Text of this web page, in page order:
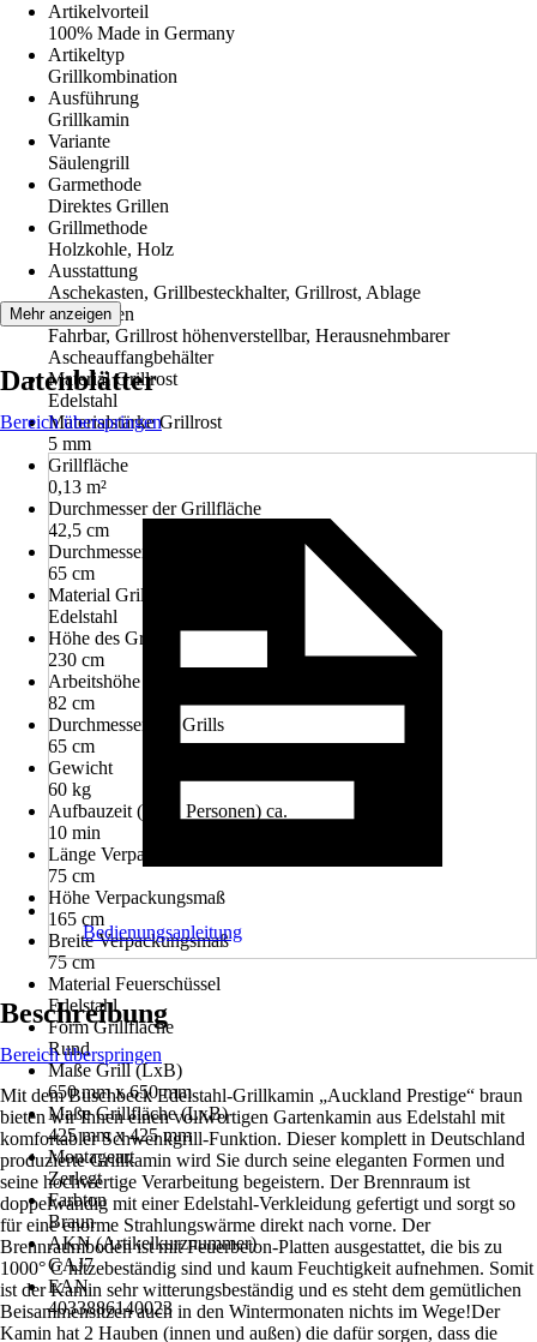
Artikelvorteil
100% Made in Germany
Artikeltyp
Grillkombination
Ausführung
Grillkamin
Variante
Säulengrill
Garmethode
Direktes Grillen
Grillmethode
Holzkohle, Holz
Ausstattung
Aschekasten, Grillbesteckhalter, Grillrost, Ablage
Funktionen
Fahrbar, Grillrost höhenverstellbar, Herausnehmbarer
Ascheauffangbehälter
Material Grillrost
Edelstahl
Materialstärke Grillrost
5 mm
Grillfläche
0,13 m²
Durchmesser der Grillfläche
42,5 cm
Durchmesser des Warmhalterost
65 cm
Material Grill
Edelstahl
Höhe des Grills
230 cm
Arbeitshöhe
82 cm
Durchmesser des Grills
65 cm
Gewicht
60 kg
Aufbauzeit (mit 2 Personen) ca.
10 min
Länge Verpackungsmaß
75 cm
Höhe Verpackungsmaß
165 cm
Breite Verpackungsmaß
75 cm
Material Feuerschüssel
Edelstahl
Form Grillfläche
Rund
Maße Grill (LxB)
650 mm x 650 mm
Maße Grillfläche (LxB)
425 mm x 425 mm
Montageart
Zerlegt
Farbton
Braun
AKN (Artikelkurznummer)
GAJ7
EAN
4033886140023
Mehr anzeigen
Datenblätter
Bereich überspringen
Bedienungsanleitung
Beschreibung
Bereich überspringen
Mit dem Buschbeck Edelstahl-Grillkamin „Auckland Prestige“ braun
bieten wir Ihnen einen vollwertigen Gartenkamin aus Edelstahl mit
komfortabler Schwenkgrill-Funktion. Dieser komplett in Deutschland
produzierte Grillkamin wird Sie durch seine eleganten Formen und
seine hochwertige Verarbeitung begeistern. Der Brennraum ist
doppelwandig mit einer Edelstahl-Verkleidung gefertigt und sorgt so
für eine enorme Strahlungswärme direkt nach vorne. Der
Brennraumboden ist mit Feuerbeton-Platten ausgestattet, die bis zu
1000° C hitzebeständig sind und kaum Feuchtigkeit aufnehmen. Somit
ist der Kamin sehr witterungsbeständig und es steht dem gemütlichen
Beisammensitzen auch in den Wintermonaten nichts im Wege!Der
Kamin hat 2 Hauben (innen und außen) die dafür sorgen, dass die